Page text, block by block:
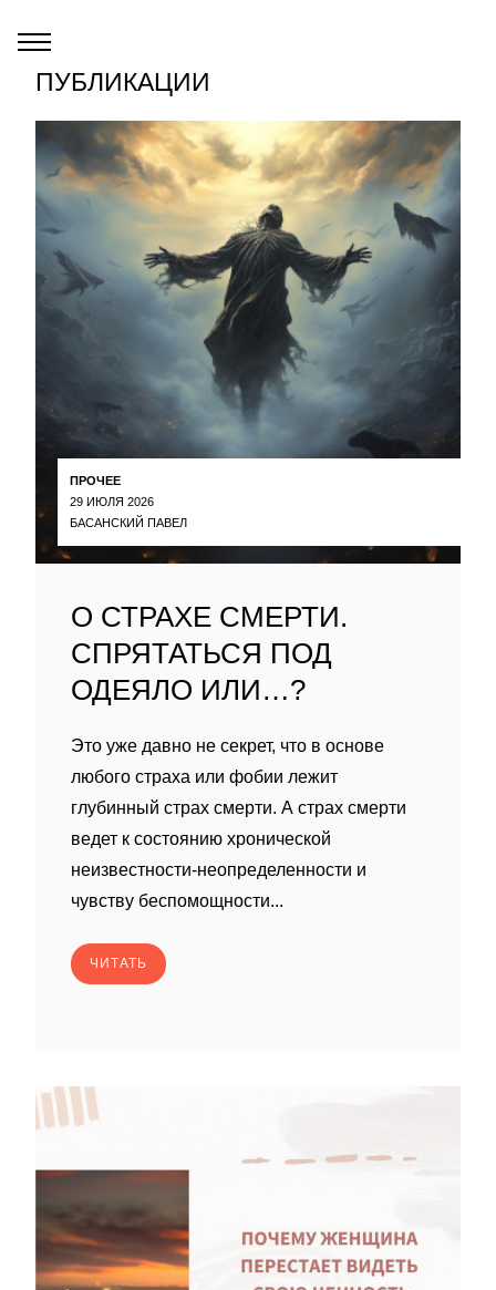
ПУБЛИКАЦИИ
ПРОЧЕЕ
29 ИЮЛЯ 2026
БАСАНСКИЙ ПАВЕЛ
О СТРАХЕ СМЕРТИ.
СПРЯТАТЬСЯ ПОД
ОДЕЯЛО ИЛИ…?
Это уже давно не секрет, что в основе
любого страха или фобии лежит
глубинный страх смерти. А страх смерти
ведет к состоянию хронической
неизвестности-неопределенности и
чувству беспомощности...
ЧИТАТЬ